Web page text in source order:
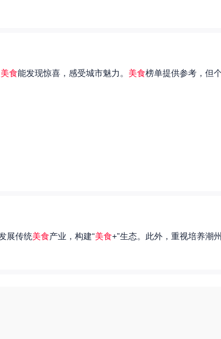
美食能发现惊喜，感受城市魅力。 美食榜单提供参考，但
展传统美食产业，构建“美食+”生态。此外，重视培养潮州